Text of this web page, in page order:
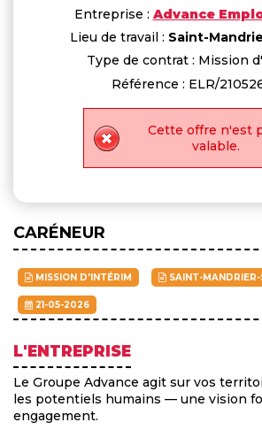
Entreprise : Advance
Lieu de travail : Saint-
Type de contrat : Mission
Référence : ELR/
Cette offre n'est
valable.
CARÉNEUR
MISSION D'INTÉRIM SAINT-MANDRIER-
21-05-2026
L'ENTREPRISE
Le Groupe Advance agit sur vos
les potentiels humains — une vision
engagement.